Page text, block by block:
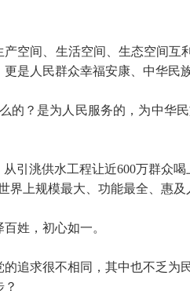
间、生活空间、生态空间互
更是人民群众幸福安康、中华民
？是为人民服务的，为中华民
洮供水工程让近600万群众喝
界上规模最大、功能最全、惠
姓，初心如一。
求很不相同，其中也不乏为
？